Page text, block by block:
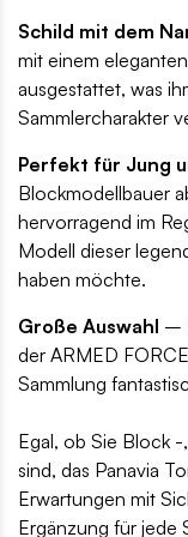
Schild mit dem
mit einem
ausgestattet, was
Sammlercharakter
Perfekt für Jung
Blockmodellbauer
hervorragend im
Modell dieser
haben möchte.
Große Auswahl –
der ARMED
Sammlung
Egal, ob Sie Block
sind, das Panavia
Erwartungen mit
Ergänzung für jede